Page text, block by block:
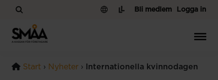
Hoppa till innehåll
Logga in
Bli medlem
Start › Nyheter › Internationella kvinnodagen